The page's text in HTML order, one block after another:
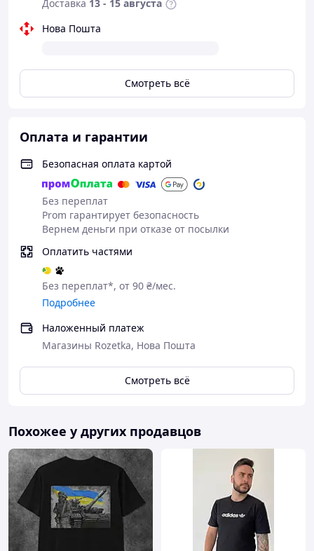
Доставка 13 - 15 августа
Нова Пошта
Смотреть всё
Оплата и гарантии
Безопасная оплата картой
Без переплат
Prom гарантирует безопасность
Вернем деньги при отказе от посылки
Оплатить частями
Без переплат*, от 90 ₴/мес.
Подробнее
Наложенный платеж
Магазины Rozetka, Нова Пошта
Смотреть всё
Похожее у других продавцов